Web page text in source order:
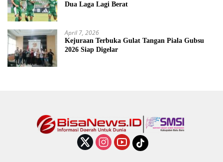
Dua Laga Lagi Berat
April 7, 2026
Kejuraan Terbuka Gulat Tangan Piala Gubsu
2026 Siap Digelar